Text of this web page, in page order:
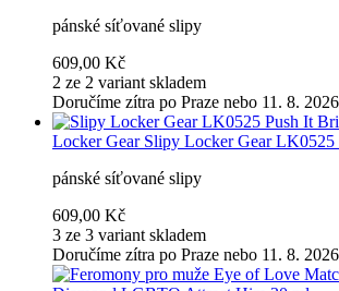
pánské síťované slipy
609,00 Kč
2 ze 2 variant skladem
Doručíme zítra po Praze nebo 11. 8.
Locker Gear Slipy Locker Gear LK0525
pánské síťované slipy
609,00 Kč
3 ze 3 variant skladem
Doručíme zítra po Praze nebo 11. 8.